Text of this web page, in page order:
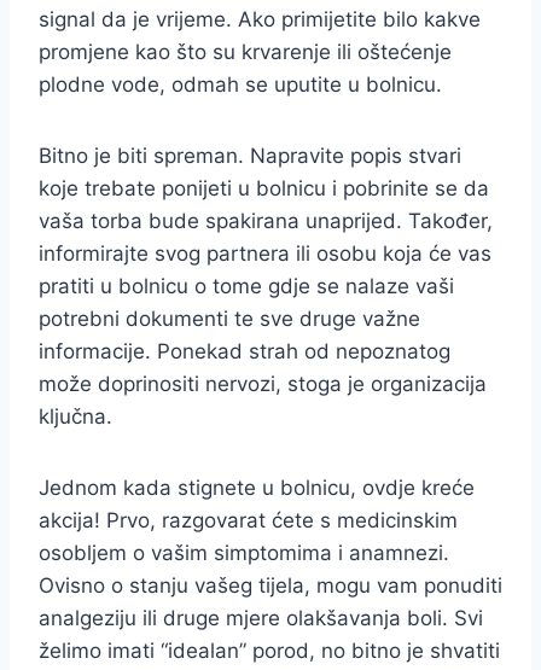
signal da je vrijeme. Ako primijetite bilo kakve
promjene kao što su krvarenje ili oštećenje
plodne vode, odmah se uputite u bolnicu.
Bitno je biti spreman. Napravite popis stvari
koje trebate ponijeti u bolnicu i pobrinite se da
vaša torba bude spakirana unaprijed. Također,
informirajte svog partnera ili osobu koja će vas
pratiti u bolnicu o tome gdje se nalaze vaši
potrebni dokumenti te sve druge važne
informacije. Ponekad strah od nepoznatog
može doprinositi nervozi, stoga je organizacija
ključna.
Jednom kada stignete u bolnicu, ovdje kreće
akcija! Prvo, razgovarat ćete s medicinskim
osobljem o vašim simptomima i anamnezi.
Ovisno o stanju vašeg tijela, mogu vam ponuditi
analgeziju ili druge mjere olakšavanja boli. Svi
želimo imati “idealan” porod, no bitno je shvatiti